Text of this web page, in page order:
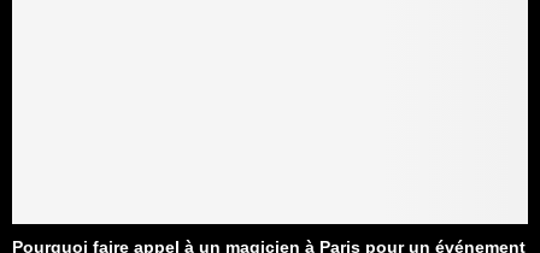
Pourquoi faire appel à un magicien à Paris pour un événement